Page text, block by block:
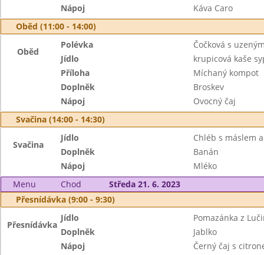
Nápoj
Káva Caro
Oběd (11:00 - 14:00)
Oběd
Polévka
Čočková s
Jídlo
krupicová kaše
Příloha
Míchaný kompot
Doplněk
Broskev
Nápoj
Ovocný čaj
Svačina (14:00 - 14:30)
Svačina
Jídlo
Chléb s máslem
Doplněk
Banán
Nápoj
Mléko
Menu
Chod
Středa 21. 6. 2023
Přesnídávka (9:00 - 9:30)
Přesnídávka
Jídlo
Pomazánka z
Doplněk
Jablko
Nápoj
Černý čaj s